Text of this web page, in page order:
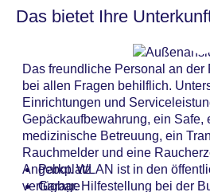
Das bietet Ihre
Das freundliche Personal an der
bei allen Fragen behilflich.
Einrichtungen und
Gepäckaufbewahrung, ein Safe,
medizinische Betreuung, ein
Rauchmelder und eine
Angebot. WLAN ist in den
verfügbar. Hilfestellung bei der
Parkplatz
Garage